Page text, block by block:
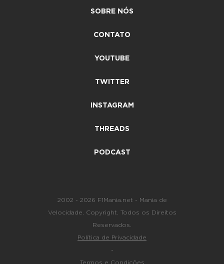
SOBRE NÓS
CONTATO
YOUTUBE
TWITTER
INSTAGRAM
THREADS
PODCAST
2002 - 2026 F1Mania.net - Mania de
Velocidade. Copyright. Todos os Direitos
Reservados.
Política de Privacidade
-
Termos e Condições